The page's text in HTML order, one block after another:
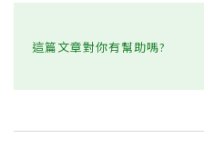
這篇文章對你有幫助嗎?